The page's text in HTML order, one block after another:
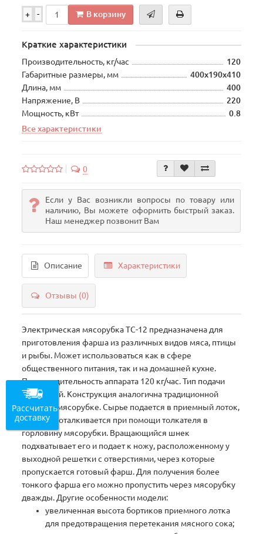
+ - В корзину
Краткие характеристики
Производительность, кг/час
120
Габаритные размеры, мм
400х190х410
Длина, мм
400
Напряжение, В
220
Мощность, кВт
0.8
Все характеристики
0
Если у Вас возникли вопросы по товару или
наличию, Вы можете оформить быстрый заказ.
Наш менеджер позвонит Вам
Описание Характеристики
Отзывы (0)
Электрическая мясорубка TC-12 предназначена для
приготовления фарша из различных видов мяса, птицы
и рыбы. Может использоваться как в сфере
общественного питания, так и на домашней кухне.
Производительность аппарата 120 кг/час. Тип подачи
шнековый. Конструкция аналогична традиционной
бытовой мясорубке. Сырье подается в приемный лоток,
откуда проталкивается при помощи толкателя в
горловину мясорубки. Вращающийся шнек
подхватывает его и подает к ножу, расположенному у
выходной решетки с отверстиями, через которые
пропускается готовый фарш. Для получения более
тонкого фарша его можно пропустить через мясорубку
дважды. Другие особенности модели:
увеличенная высота бортиков приемного лотка
для предотвращения перетекания мясного сока;
Рассчитать
доставку